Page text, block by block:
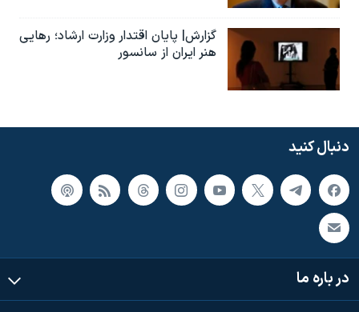
گزارش| پایان اقتدار وزارت ارشاد؛ رهایی
هنر ایران از سانسور
دنبال کنید
در باره ما